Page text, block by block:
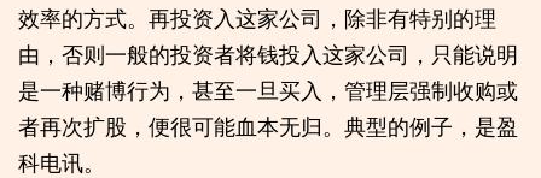
效率的方式。再投资入这家公司，除非有特别的理
由，否则一般的投资者将钱投入这家公司，只能说明
是一种赌博行为，甚至一旦买入，管理层强制收购或
者再次扩股，便很可能血本无归。典型的例子，是盈
科电讯。